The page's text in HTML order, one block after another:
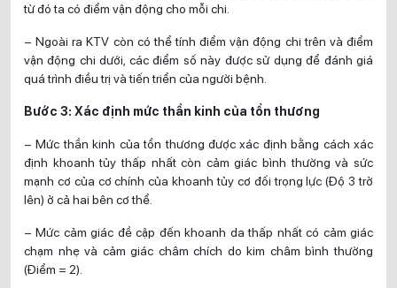
từ đó ta có điểm vận động cho mỗi chi.
– Ngoài ra KTV còn có thể tính điểm vận động chi trên và điểm
vận động chi dưới, các điểm số này được sử dụng để đánh giá
quá trình điều trị và tiến triển của người bệnh.
Bước 3: Xác định mức thần kinh của tổn thương
– Mức thần kinh của tổn thương được xác định bằng cách xác
định khoanh tủy thấp nhất còn cảm giác bình thường và sức
mạnh cơ của cơ chính của khoanh tủy cơ đối trọng lực (Độ 3 trở
lên) ở cả hai bên cơ thể.
– Mức cảm giác đề cập đến khoanh da thấp nhất có cảm giác
chạm nhẹ và cảm giác châm chích do kim châm bình thường
(Điểm = 2).